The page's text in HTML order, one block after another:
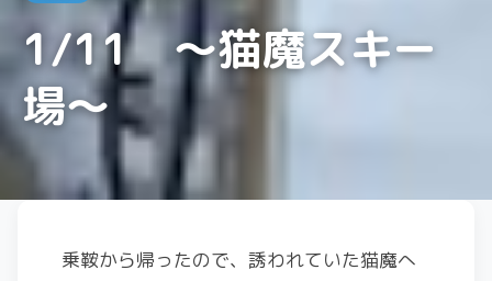
1/11 〜猫魔スキー
場〜
乗鞍から帰ったので、誘われていた猫魔へ